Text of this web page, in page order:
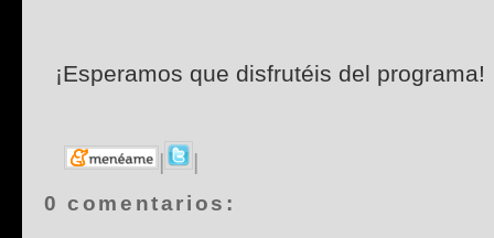
¡Esperamos que disfrutéis del programa!
| |
0 comentarios: